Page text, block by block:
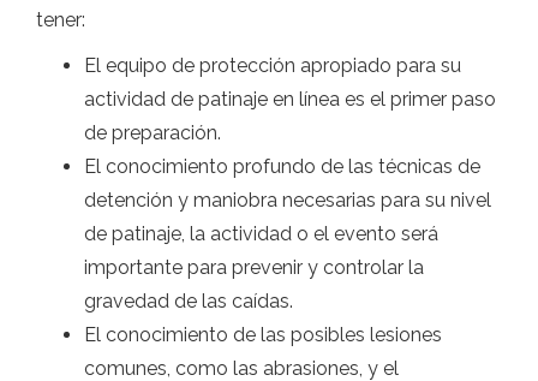
tener:
El equipo de protección apropiado para su
actividad de patinaje en línea es el primer paso
de preparación.
El conocimiento profundo de las técnicas de
detención y maniobra necesarias para su nivel
de patinaje, la actividad o el evento será
importante para prevenir y controlar la
gravedad de las caídas.
El conocimiento de las posibles lesiones
comunes, como las abrasiones, y el